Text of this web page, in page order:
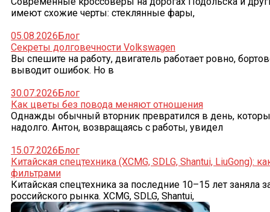
имеют схожие черты: стеклянные фары,
05.08.2026Блог
Секреты долговечности Volkswagen
Вы спешите на работу, двигатель работает ровно,
выводит ошибок. Но в
30.07.2026Блог
Как цветы без повода меняют отношения
Однажды обычный вторник превратился в день,
надолго. Антон, возвращаясь с работы, увидел
15.07.2026Блог
Китайская спецтехника (XCMG, SDLG, Shantui, LiuGong):
фильтрами
Китайская спецтехника за последние 10–15 лет заняла
российского рынка. XCMG, SDLG, Shantui,